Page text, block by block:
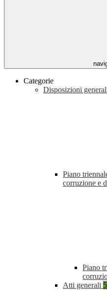
Categorie
Disposizioni
Piano
corruzione e
Piano
Atti generali